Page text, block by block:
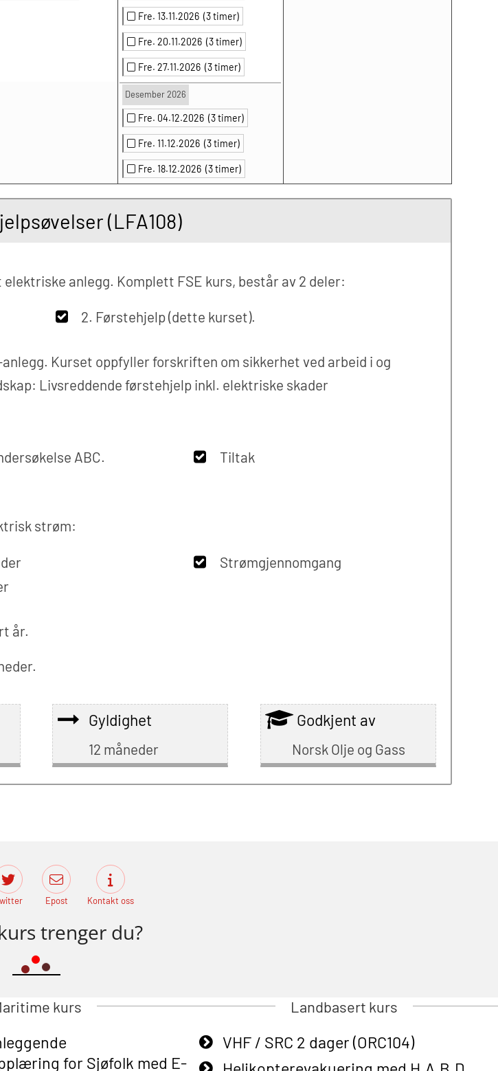
Fre. 13.11.2026 (3 timer)
Fre. 20.11.2026 (3 timer)
Fre. 27.11.2026 (3 timer)
Desember 2026
Fre. 04.12.2026 (3 timer)
Fre. 11.12.2026 (3 timer)
Fre. 18.12.2026 (3 timer)
(LFA108)
anlegg. Komplett FSE kurs, består av 2 deler:
2. Førstehjelp (dette kurset).
Kurset oppfyller forskriften om sikkerhet ved arbeid i og
Livsreddende førstehjelp inkl. elektriske skader
ABC. Tiltak
strøm:
Strømgjennomgang
år.
Gyldighet
12 måneder
Godkjent av
Norsk Olje og Gass
Epost Kontakt oss
trenger du?
kurs
for Sjøfolk med E-
Landbasert kurs
VHF / SRC 2 dager (ORC104)